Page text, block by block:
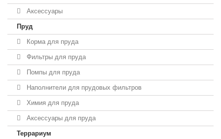
Аксессуары
Пруд
Корма для пруда
Фильтры для пруда
Помпы для пруда
Наполнители для прудовых фильтров
Химия для пруда
Аксессуары для пруда
Террариум